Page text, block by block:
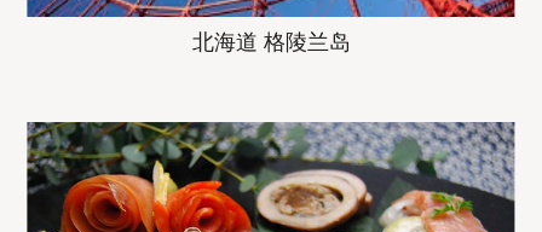
北海道 格陵兰岛